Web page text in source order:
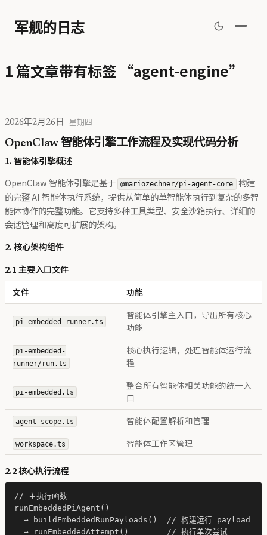
军舰的日志
1 篇文章带有标签 “agent-engine”
2026年2月26日 星期四
OpenClaw 智能体引擎工作流程及实现代码分析
1. 智能体引擎概述
OpenClaw 智能体引擎是基于 @mariozechner/pi-agent-core 构建
的完整 AI 智能体执行系统，提供从简单的单智能体执行到复杂的多智
能体协作的完整功能。它支持多种工具类型、安全沙箱执行、详细的
会话管理和高度可扩展的架构。
2. 核心架构组件
2.1 主要入口文件
文件 功能
pi-embedded-runner.ts
智能体引擎主入口，导出所有核心
功能
pi-embedded-
runner/run.ts
核心执行逻辑，处理智能体运行流
程
pi-embedded.ts
整合所有智能体相关功能的统一入
口
agent-scope.ts 智能体配置解析和管理
workspace.ts 智能体工作区管理
2.2 核心执行流程
// 主执行函数
runEmbeddedPiAgent()
  → buildEmbeddedRunPayloads()  // 构建运行 payload
  → runEmbeddedAttempt()        // 执行单次尝试